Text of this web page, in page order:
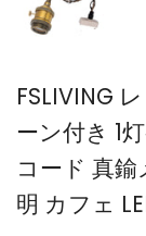
FSLIVING
ーン付き 1
コード 真
明 カフェ